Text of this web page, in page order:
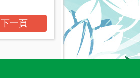
下一頁